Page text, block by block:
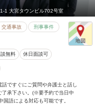
1 大宮タウンビル702号室
交通事故 刑事事件
無料 休日面談可
ですぐにご質問や弁護士と話し
了承下さい。(※要予約で当日中
語による対応も可能です。